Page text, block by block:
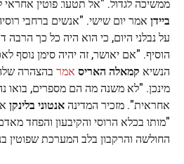
ממשיכה לגדול. "אל תטעו: פוטין אחראי
ביידן אמר יום שישי. "אנשים ברחבי
על נבלני היום, כי הוא היה כל כך הרבה
הוסיף. "אם יאושר, זה יהיה סימן נוסף
הנשיא קמאלה האריס אמר בהצהרה
מינכן. "לא משנה מה הם מספרים, בואו
אחראית". מזכיר המדינהאנטוני בלינקן
"מותו בכלא הרוסי והקיבעון והפחד
החולשה והרקבון בלב המערכת שפוטין